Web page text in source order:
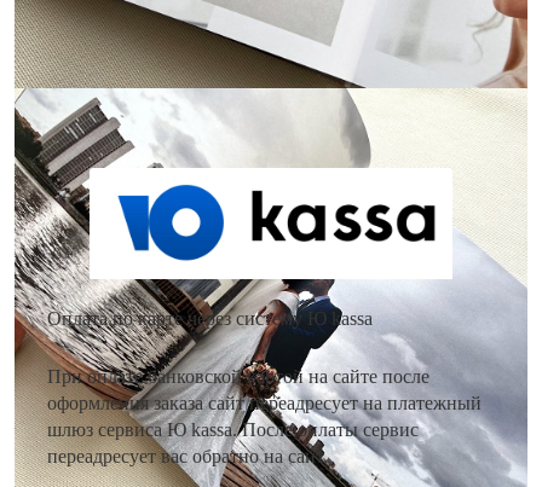
Как оплатить заказ?
Оплата по карте через систему Ю kassa
При оплате банковской картой на сайте после
оформления заказа сайт переадресует на платежный
шлюз сервиса Ю kassa. После оплаты сервис
переадресует вас обратно на сайт.